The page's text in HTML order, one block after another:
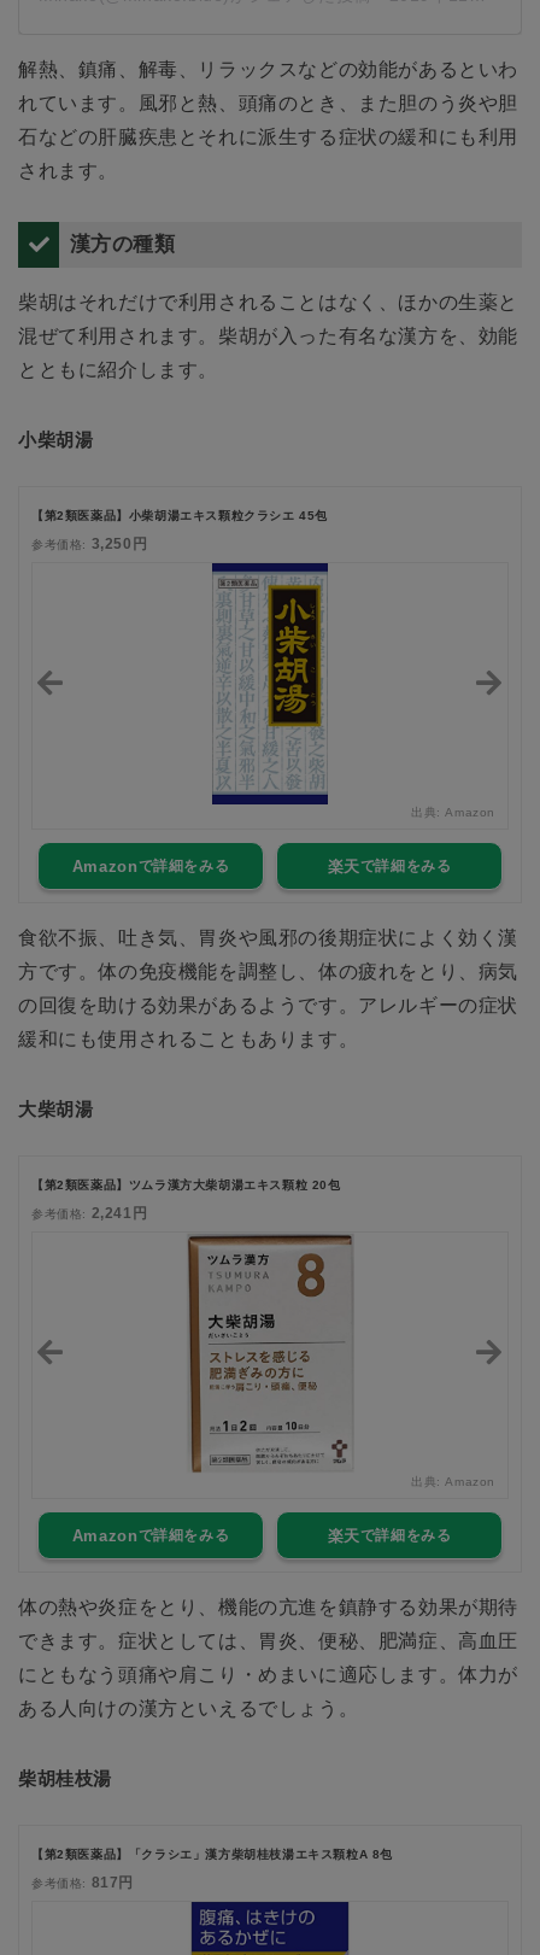
解熱、鎮痛、解毒、リラックスなどの効能があるといわ
れています。風邪と熱、頭痛のとき、また胆のう炎や胆
石などの肝臓疾患とそれに派生する症状の緩和にも利用
されます。
漢方の種類
柴胡はそれだけで利用されることはなく、ほかの生薬と
混ぜて利用されます。柴胡が入った有名な漢方を、効能
とともに紹介します。
小柴胡湯
【第2類医薬品】小柴胡湯エキス顆粒クラシエ 45包
参考価格: 3,250円
出典: Amazon
Amazon 楽天
食欲不振、吐き気、胃炎や風邪の後期症状によく効く漢
方です。体の免疫機能を調整し、体の疲れをとり、病気
の回復を助ける効果があるようです。アレルギーの症状
緩和にも使用されることもあります。
大柴胡湯
【第2類医薬品】ツムラ漢方大柴胡湯エキス顆粒 20包
参考価格: 2,241円
出典: Amazon
Amazon 楽天
体の熱や炎症をとり、機能の亢進を鎮静する効果が期待
できます。症状としては、胃炎、便秘、肥満症、高血圧
にともなう頭痛や肩こり・めまいに適応します。体力が
ある人向けの漢方といえるでしょう。
柴胡桂枝湯
【第2類医薬品】「クラシエ」漢方柴胡桂枝湯エキス顆粒A 8包
参考価格: 817円